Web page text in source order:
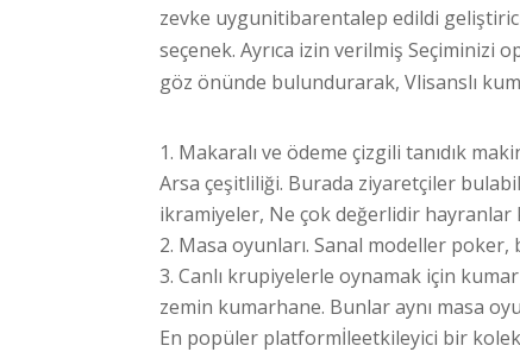
zevke uygunitibarentalep edildi
seçenek. Ayrıca izin verilmiş Seçiminizi
göz önünde bulundurarak, Vlisanslı
Makaralı ve ödeme çizgili tanıdık
Arsa çeşitliliği. Burada ziyaretçiler
ikramiyeler, Ne çok değerlidir
Masa oyunları. Sanal modeller
Canlı krupiyelerle oynamak için
zemin kumarhane. Bunlar aynı masa
En popüler platformİleetkileyici bir